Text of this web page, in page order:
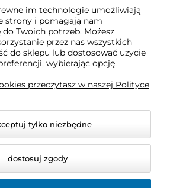
im technologie umożliwiają
strony i pomagają nam
Twoich potrzeb. Możesz
przez nas wszystkich
do sklepu lub dostosować użycie
wybierając opcję
przeczytasz w naszej Polityce
tylko niezbędne
dostosuj zgody